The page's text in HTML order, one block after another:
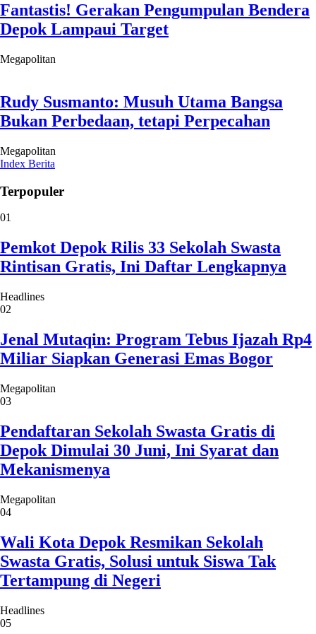
Fantastis! Gerakan Pengumpulan Bendera
Depok Lampaui Target
Megapolitan
Rudy Susmanto: Musuh Utama Bangsa
Bukan Perbedaan, tetapi Perpecahan
Megapolitan
Index Berita
Terpopuler
01
Pemkot Depok Rilis 33 Sekolah Swasta
Rintisan Gratis, Ini Daftar Lengkapnya
Headlines
02
Jenal Mutaqin: Program Tebus Ijazah Rp4
Miliar Siapkan Generasi Emas Bogor
Megapolitan
03
Pendaftaran Sekolah Swasta Gratis di
Depok Dimulai 30 Juni, Ini Syarat dan
Mekanismenya
Megapolitan
04
Wali Kota Depok Resmikan Sekolah
Swasta Gratis, Solusi untuk Siswa Tak
Tertampung di Negeri
Headlines
05